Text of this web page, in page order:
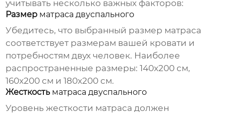
учитывать несколько важных факторов:
Размер матраса двуспального
Убедитесь, что выбранный размер матраса
соответствует размерам вашей кровати и
потребностям двух человек. Наиболее
распространенные размеры: 140x200 см,
160x200 см и 180x200 см.
Жесткость матраса двуспального
Уровень жесткости матраса должен